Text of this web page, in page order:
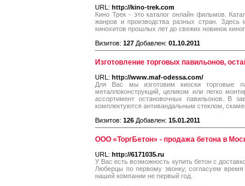
URL: http://kino-trek.com
Кино Трек - это каталог онлайн фильмов.
жанров и производства разных стран.
кинохитов прошлых лет до свежих новинок
Визитов: 127 Добавлен: 01.10.2011
Изготовление торговых павильонов,
URL: http://www.maf-odessa.com/
Для Вас мы изготовим киоски торговые
металлоконструкций, целиком или легко
ассортимент остановочных павильонов. В
комплектуются антивандальным стеклом,
Визитов: 126 Добавлен: 15.01.2011
ООО «ТоргБетон» - продажа бетона в
URL: http://6171035.ru
У Вас есть возможность купить бетон с
Люберцы по первому звонку, согласуем время
нашей компании не первый год.